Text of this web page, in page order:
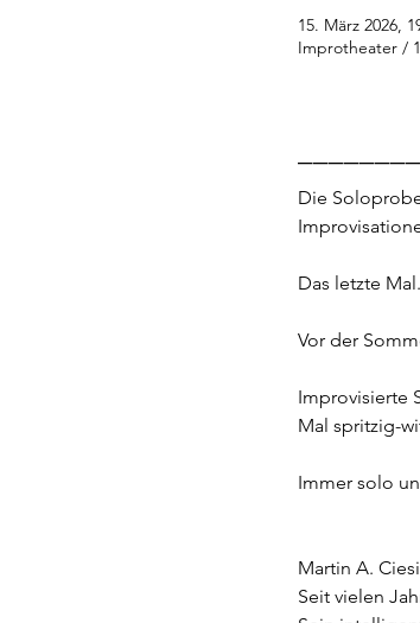
15. März 2026,
Improtheater /
Die
Das letzte Mal.
Vor der
Improvisierte
Mal spritzig-
Immer solo
Martin A.
Seit vielen